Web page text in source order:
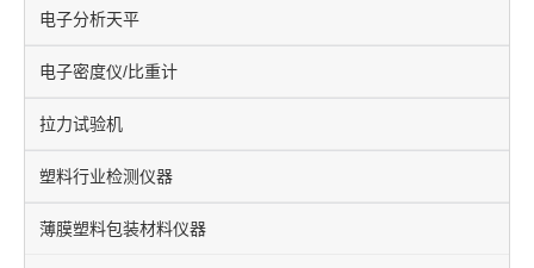
电子分析天平
电子密度仪/比重计
拉力试验机
塑料行业检测仪器
薄膜塑料包装材料仪器